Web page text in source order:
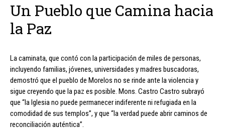
Un Pueblo que Camina hacia
la Paz
La caminata, que contó con la participación de miles de personas,
incluyendo familias, jóvenes, universidades y madres buscadoras,
demostró que el pueblo de Morelos no se rinde ante la violencia y
sigue creyendo que la paz es posible. Mons. Castro Castro subrayó
que “la Iglesia no puede permanecer indiferente ni refugiada en la
comodidad de sus templos”, y que “la verdad puede abrir caminos de
reconciliación auténtica”.